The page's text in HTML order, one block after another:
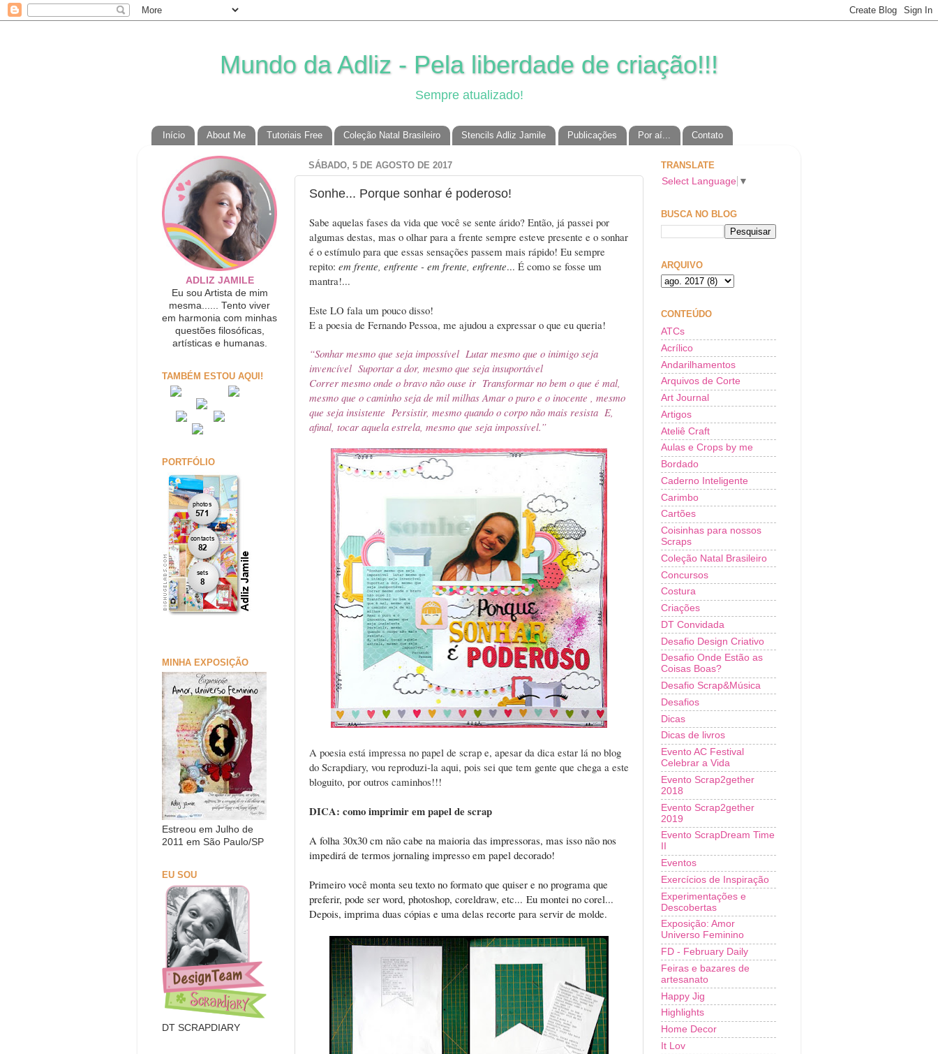
Mundo da Adliz - Pela liberdade de criação!!!
Sempre atualizado!
Início About Me Tutoriais Free Coleção Natal Brasileiro Stencils Adliz Jamile Publicações Por aí... Contato
SÁBADO, 5 DE AGOSTO DE 2017
Sonhe... Porque sonhar é poderoso!
Sabe aquelas fases da vida que você se sente árido? Então, já passei por
algumas destas, mas o olhar para a frente sempre esteve presente e o sonhar
é o estímulo para que essas sensações passem mais rápido! Eu sempre
repito: em frente, enfrente - em frente, enfrente... É como se fosse um
mantra!...
Este LO fala um pouco disso!
E a poesia de Fernando Pessoa, me ajudou a expressar o que eu queria!
“Sonhar mesmo que seja impossível Lutar mesmo que o inimigo seja
invencível Suportar a dor, mesmo que seja insuportável
Correr mesmo onde o bravo não ouse ir Transformar no bem o que é mal,
mesmo que o caminho seja de mil milhas Amar o puro e o inocente , mesmo
que seja insistente Persistir, mesmo quando o corpo não mais resista E,
afinal, tocar aquela estrela, mesmo que seja impossível.”
A poesia está impressa no papel de scrap e, apesar da dica estar lá no blog
do Scrapdiary, vou reproduzi-la aqui, pois sei que tem gente que chega a este
bloguito, por outros caminhos!!!
DICA: como imprimir em papel de scrap
A folha 30x30 cm não cabe na maioria das impressoras, mas isso não nos
impedirá de termos jornaling impresso em papel decorado!
Primeiro você monta seu texto no formato que quiser e no programa que
preferir, pode ser word, photoshop, coreldraw, etc... Eu montei no corel...
Depois, imprima duas cópias e uma delas recorte para servir de molde.
ADLIZ JAMILE
Eu sou Artista de mim
mesma...... Tento viver
em harmonia com minhas
questões filosóficas,
artísticas e humanas.
TAMBÉM ESTOU AQUI!
PORTFÓLIO
MINHA EXPOSIÇÃO
Estreou em Julho de
2011 em São Paulo/SP
EU SOU
DT SCRAPDIARY
TRANSLATE
Select Language ▼
BUSCA NO BLOG
ARQUIVO
CONTEÚDO
ATCs
Acrílico
Andarilhamentos
Arquivos de Corte
Art Journal
Artigos
Ateliê Craft
Aulas e Crops by me
Bordado
Caderno Inteligente
Carimbo
Cartões
Coisinhas para nossos
Scraps
Coleção Natal Brasileiro
Concursos
Costura
Criações
DT Convidada
Desafio Design Criativo
Desafio Onde Estão as
Coisas Boas?
Desafio Scrap&Música
Desafios
Dicas
Dicas de livros
Evento AC Festival
Celebrar a Vida
Evento Scrap2gether
2018
Evento Scrap2gether
2019
Evento ScrapDream Time
Eventos
Exercícios de Inspiração
Experimentações e
Descobertas
Exposição: Amor
Universo Feminino
FD - February Daily
Feiras e bazares de
artesanato
Happy Jig
Highlights
Home Decor
It Lov